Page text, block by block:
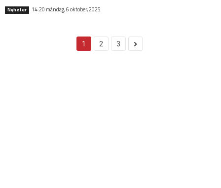
Nyheter 14:20 måndag, 6 oktober, 2025
1 2 3